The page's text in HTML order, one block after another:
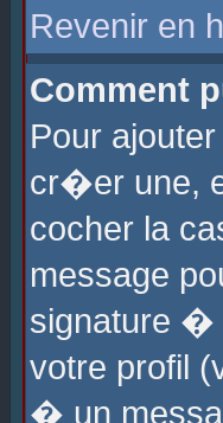
Revenir en
Comment
Pour
cr�er une,
cocher la
message
signature �
votre profil
� un